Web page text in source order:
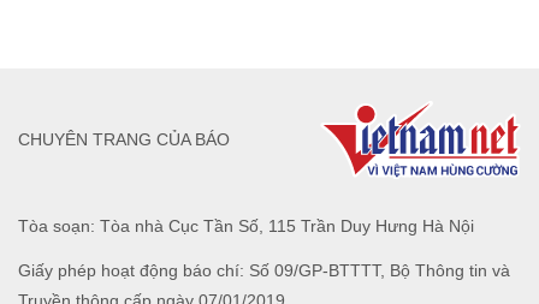
Tòa soạn: Tòa nhà Cục Tần Số, 115 Trần Duy Hưng Hà Nội
Giấy phép hoạt động báo chí: Số 09/GP-BTTTT, Bộ Thông tin và
CHUYÊN TRANG CỦA BÁO